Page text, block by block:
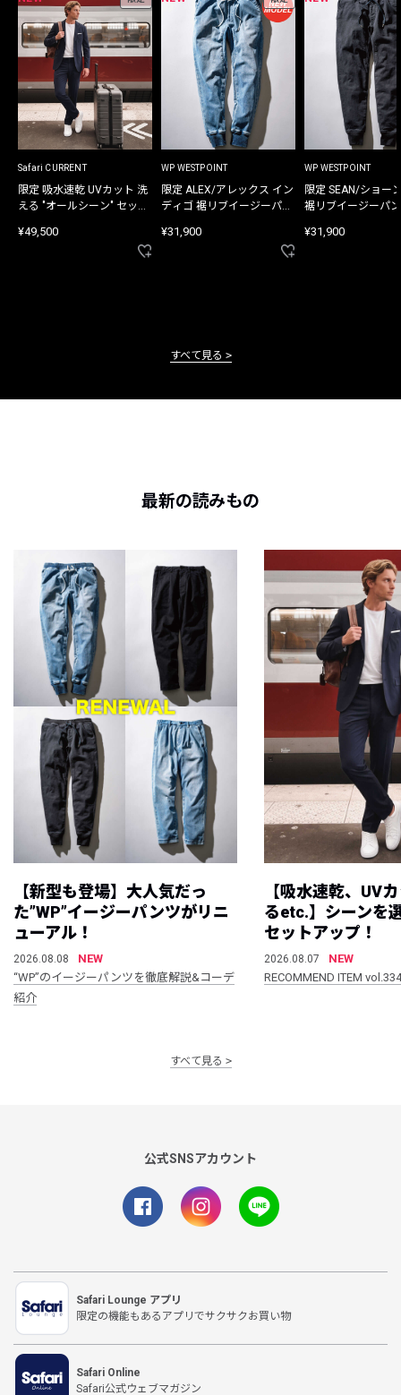
Safari CURRENT
限定 吸水速乾 UVカット 洗
える "オールシーン" セット
¥49,500
WP WESTPOINT
限定 ALEX/アレックス イン
ディゴ 裾リブイージーパン
¥31,900
WP WESTPOINT
限定 SEAN/ショー
裾リブイージーパ
¥31,900
すべて見る
最新の読みもの
【新型も登場】大人気だっ
た”WP”イージーパンツがリニ
ューアル！
2026.08.08
NEW
“WP”のイージーパンツを徹底解説&コーデ
紹介
【吸水速乾、UV
るetc.】シーンを
セットアップ！
2026.08.07
NEW
RECOMMEND ITEM vol.334
すべて見る
公式SNSアカウント
Safari Lounge アプリ
限定の機能もあるアプリでサクサクお買い物
Safari Online
Safari公式ウェブマガジン